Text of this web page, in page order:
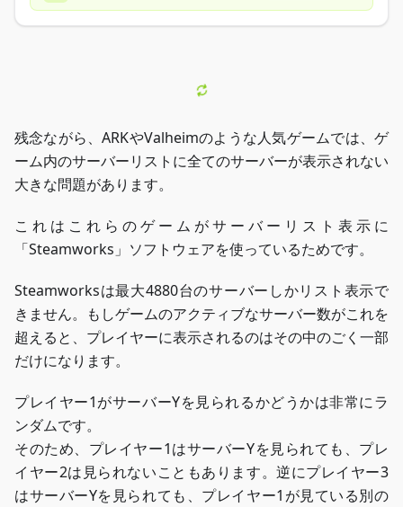
残念ながら、ARKやValheimのような人気ゲームでは、ゲ
ーム内のサーバーリストに全てのサーバーが表示されない
大きな問題があります。
これはこれらのゲームがサーバーリスト表示に
「Steamworks」ソフトウェアを使っているためです。
Steamworksは最大4880台のサーバーしかリスト表示で
きません。もしゲームのアクティブなサーバー数がこれを
超えると、プレイヤーに表示されるのはその中のごく一部
だけになります。
プレイヤー1がサーバーYを見られるかどうかは非常にラ
ンダムです。
そのため、プレイヤー1はサーバーYを見られても、プレ
イヤー2は見られないこともあります。逆にプレイヤー3
はサーバーYを見られても、プレイヤー1が見ている別の